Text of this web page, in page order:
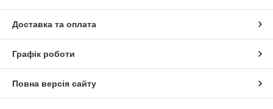
Доставка та оплата
Графік роботи
Повна версія сайту